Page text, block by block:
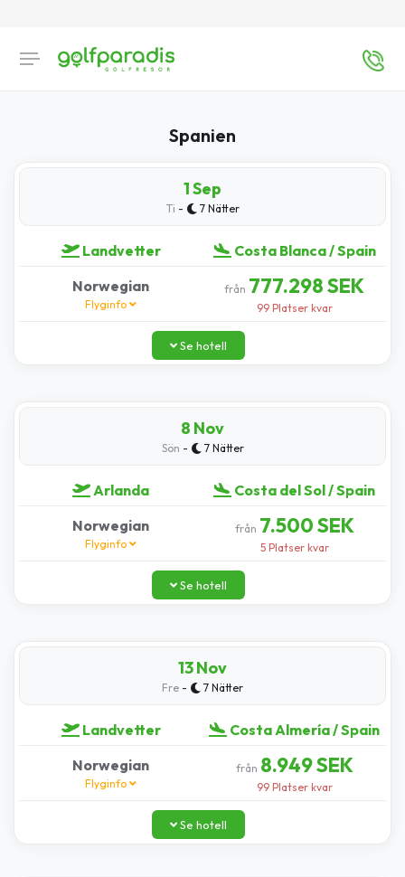
Spanien
1 Sep
Ti - 7 Nätter
Landvetter
Costa Blanca / Spain
Norwegian
Flyginfo
från 777.298 SEK
99 Platser kvar
Se hotell
8 Nov
Sön - 7 Nätter
Arlanda
Costa del Sol / Spain
Norwegian
Flyginfo
från 7.500 SEK
5 Platser kvar
Se hotell
13 Nov
Fre - 7 Nätter
Landvetter
Costa Almería / Spain
Norwegian
Flyginfo
från 8.949 SEK
99 Platser kvar
Se hotell